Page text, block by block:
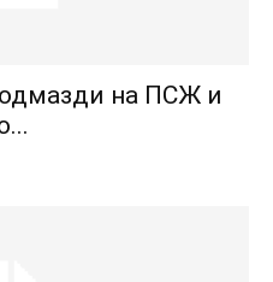
на ПСЖ и